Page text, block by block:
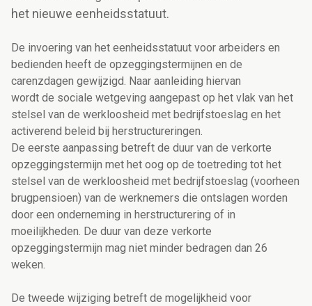
het nieuwe eenheidsstatuut.
De invoering van het eenheidsstatuut voor arbeiders en
bedienden heeft de opzeggingstermijnen en de
carenzdagen gewijzigd. Naar aanleiding hiervan
wordt de sociale wetgeving aangepast op het vlak van het
stelsel van de werkloosheid met bedrijfstoeslag en het
activerend beleid bij herstructureringen.
De eerste aanpassing betreft de duur van de verkorte
opzeggingstermijn met het oog op de toetreding tot het
stelsel van de werkloosheid met bedrijfstoeslag (voorheen
brugpensioen) van de werknemers die ontslagen worden
door een onderneming in herstructurering of in
moeilijkheden. De duur van deze verkorte
opzeggingstermijn mag niet minder bedragen dan 26
weken.
De tweede wijziging betreft de mogelijkheid voor